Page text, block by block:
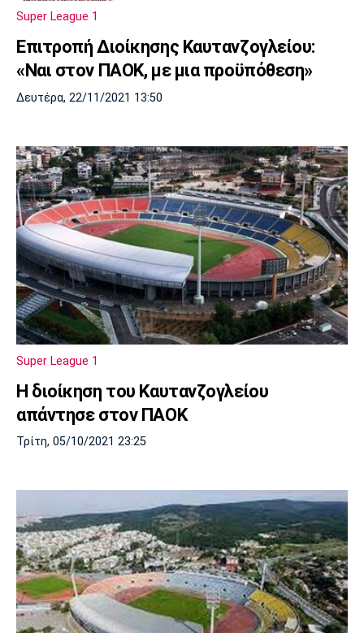
Super League 1
Επιτροπή Διοίκησης Καυτανζογλείου:
«Ναι στον ΠΑΟΚ, με μια προϋπόθεση»
Δευτέρα, 22/11/2021 13:50
Super League 1
Η διοίκηση του Καυτανζογλείου
απάντησε στον ΠΑΟΚ
Τρίτη, 05/10/2021 23:25